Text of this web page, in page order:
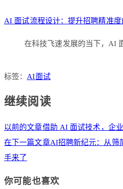
AI 面试流程设计：提升招聘精准
在科技飞速发展的当下，AI
标签： AI面试
继续阅读
以前的文章借助 AI 面试技术，企
在下一篇文章AI招聘新纪元：从筛
手来了
你可能也喜欢